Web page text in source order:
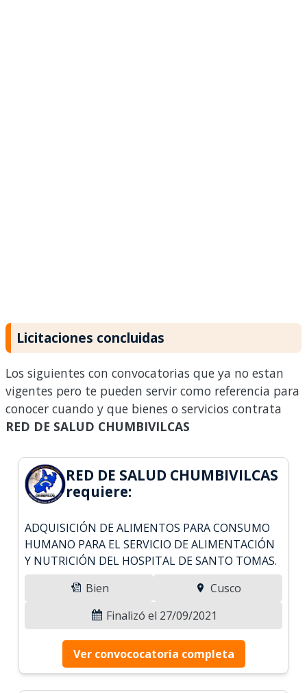
Licitaciones concluidas
Los siguientes con convocatorias que ya no estan
vigentes pero te pueden servir como referencia para
conocer cuando y que bienes o servicios contrata
RED DE SALUD CHUMBIVILCAS
RED DE SALUD CHUMBIVILCAS
requiere:
ADQUISICIÓN DE ALIMENTOS PARA CONSUMO
HUMANO PARA EL SERVICIO DE ALIMENTACIÓN
Y NUTRICIÓN DEL HOSPITAL DE SANTO TOMAS.
Bien
Cusco
Finalizó el 27/09/2021
Ver convococatoria completa